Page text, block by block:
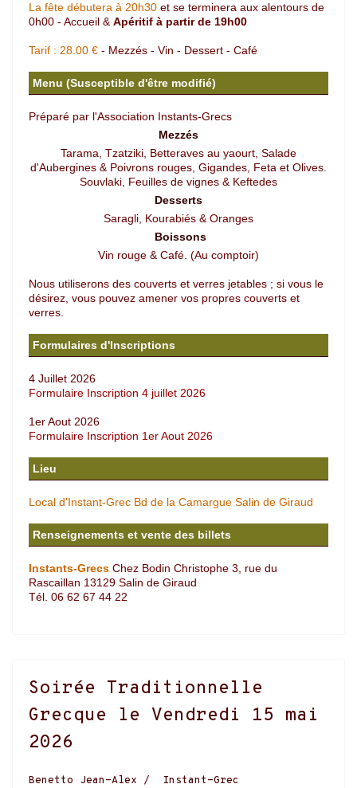
La fête débutera à 20h30 et se terminera aux alentours de
0h00 - Accueil & Apéritif à partir de 19h00
Tarif : 28.00 € - Mezzés - Vin - Dessert - Café
Menu (Susceptible d'être modifié)
Préparé par l'Association Instants-Grecs
Mezzés
Tarama, Tzatziki, Betteraves au yaourt, Salade
d'Aubergines & Poivrons rouges, Gigandes, Feta et Olives.
Souvlaki, Feuilles de vignes & Keftedes
Desserts
Saragli, Kourabiés & Oranges
Boissons
Vin rouge & Café. (Au comptoir)
Nous utiliserons des couverts et verres jetables ; si vous le
désirez, vous pouvez amener vos propres couverts et
verres.
Formulaires d'Inscriptions
4 Juillet 2026
Formulaire Inscription 4 juillet 2026
1er Aout 2026
Formulaire Inscription 1er Aout 2026
Lieu
Local d'Instant-Grec Bd de la Camargue Salin de Giraud
Renseignements et vente des billets
Instants-Grecs Chez Bodin Christophe 3, rue du
Rascaillan 13129 Salin de Giraud
Tél. 06 62 67 44 22
Soirée Traditionnelle
Grecque le Vendredi 15 mai
2026
Benetto Jean-Alex
Instant-Grec